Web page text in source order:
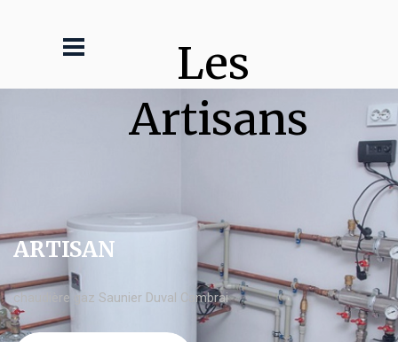
Les
Artisans
ARTISAN
chaudière gaz Saunier Duval Cambrai